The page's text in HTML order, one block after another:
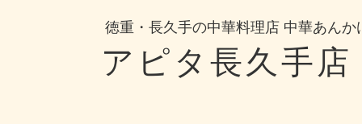
徳重・長久手の中華料理店 中華あんか
アピタ長久手店